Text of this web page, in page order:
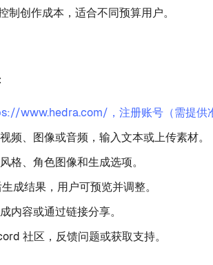
制创作成本，适合不同预算用户。
www.hedra.com/，注册账号（需提供
频、图像或音频，输入文本或上传素材。
格、角色图像和生成选项。
成结果，用户可预览并调整。
内容或通过链接分享。
社区，反馈问题或获取支持。